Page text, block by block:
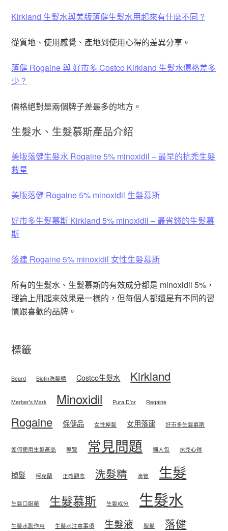
Kirkland 生髮水與美版落健生髮水用起來有什麼不同 ?
從質地、使用感覺、產地到使用心得的差異分享。
落健 Rogaine 與 好市多 Costco Kirkland 生髮水價格差多
少？
價格絕對是兩個牌子差最多的地方。
生髮水、生髮慕斯產品介紹
美版落健生髮水 Rogaine 5% minoxidil – 最早的抗禿生髮
救星
美版落健 Rogaine 5% minoxidil 生髮慕斯
好市多生髮慕斯 Kirkland 5% minoxidil – 最省錢的生髮慕
斯
落建 Rogaine 5% minoxidil 女性生髮慕斯
所有的生髮水、生髮慕斯的有效成分都是 minoxidil 5%，
理論上用起來效果是一樣的，但每個人都還是有不同的習
慣跟喜歡的品牌。
標籤
Beard Biotin洗髮精 Costco生髮水 Kirkland
Merber's Mark Minoxidil Pura D'or Regaine
Rogaine 保健品 女性掉髮 女用落建 好市多生髮慕斯
如何使用生髮產品 導覽 常見問題 懶人包 抗禿心得
掉髮 柯克蘭 正確觀念 洗髮精 滴管 生髮
生髮口服藥 生髮慕斯 生髮成分 生髮水
生髮水副作用 生髮水注意事項 生髮液 脫髮 落健